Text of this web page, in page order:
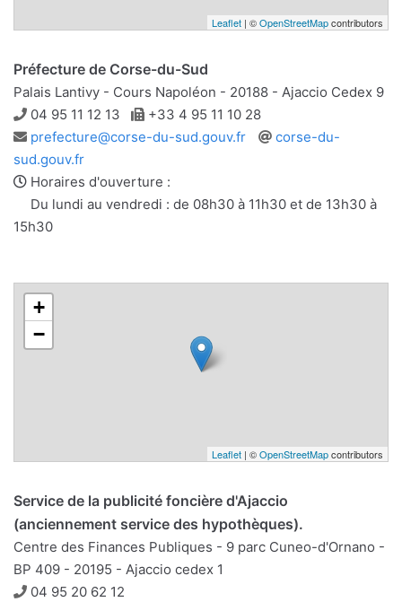
Leaflet | ©OpenStreetMapcontributors
Préfecture de Corse-du-Sud
Palais Lantivy - Cours Napoléon - 20188 - Ajaccio Cedex 9
Téléphone
04 95 11 12 13 Télécopie
+33 4 95 11 10 28
Adresse
e-
mail
prefecture@corse-du-sud.gouv.fr
Site
corse-du-
sud.gouv.fr
Horaires d'ouverture :
Du lundi au vendredi : de 08h30 à 11h30 et de 13h30 à
15h30
+
−
Leaflet | ©OpenStreetMapcontributors
Service de la publicité foncière d'Ajaccio
(anciennement service des hypothèques).
Centre des Finances Publiques - 9 parc Cuneo-d'Ornano -
BP 409 - 20195 - Ajaccio cedex 1
Téléphone
04 95 20 62 12